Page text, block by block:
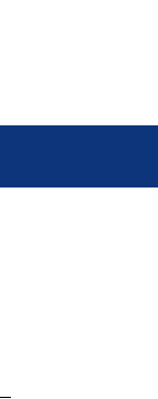
Doce Legislatura